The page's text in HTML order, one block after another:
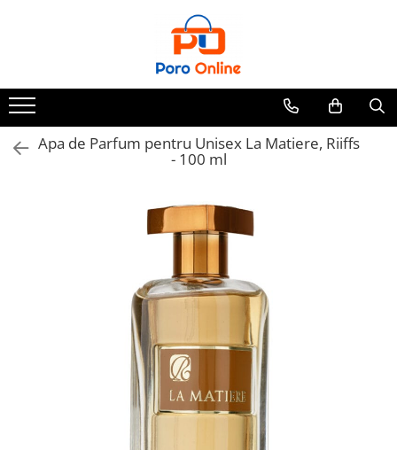
Clone
Parfum Barbati
Parfum Femei
Apa de Parfum pentru Unisex La Matiere, Riiffs
- 100 ml